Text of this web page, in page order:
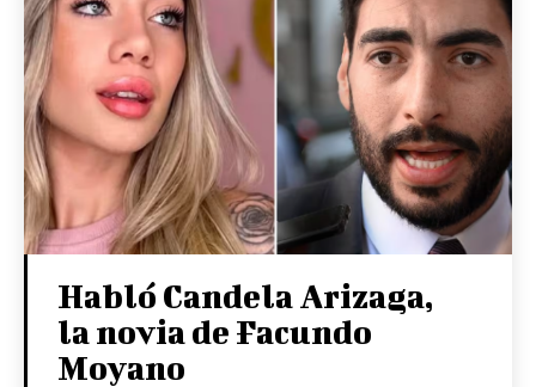
Habló Candela Arizaga,
la novia de Facundo
Moyano